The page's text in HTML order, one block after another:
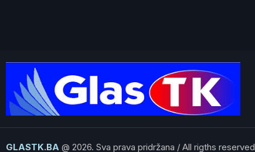
GLASTK.BA @ 2026. Sva prava pridržana / All rigths reserved